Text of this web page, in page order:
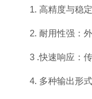
1. 高精度与稳
2. 耐用性强：
3 .快速响应：
4. 多种输出形